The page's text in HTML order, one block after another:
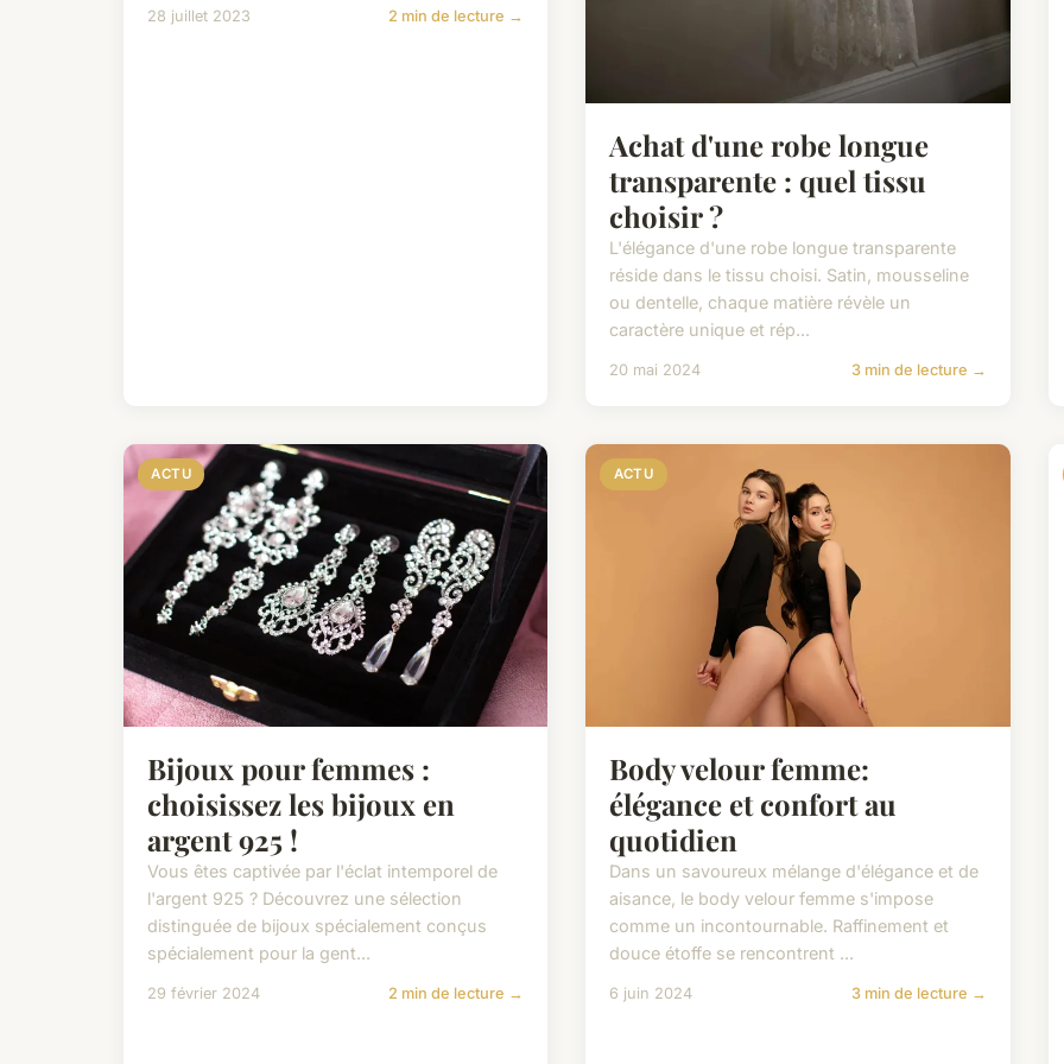
28 juillet 2023 2 min de lecture →
Achat d'une robe longue
transparente : quel tissu
choisir ?
L'élégance d'une robe longue transparente
réside dans le tissu choisi. Satin, mousseline
ou dentelle, chaque matière révèle un
caractère unique et rép...
20 mai 2024 3 min de lecture →
ACTU
Bijoux pour femmes :
choisissez les bijoux en
argent 925 !
Vous êtes captivée par l'éclat intemporel de
l'argent 925 ? Découvrez une sélection
distinguée de bijoux spécialement conçus
spécialement pour la gent...
29 février 2024 2 min de lecture →
ACTU
Body velour femme:
élégance et confort au
quotidien
Dans un savoureux mélange d'élégance et de
aisance, le body velour femme s'impose
comme un incontournable. Raffinement et
douce étoffe se rencontrent ...
6 juin 2024 3 min de lecture →